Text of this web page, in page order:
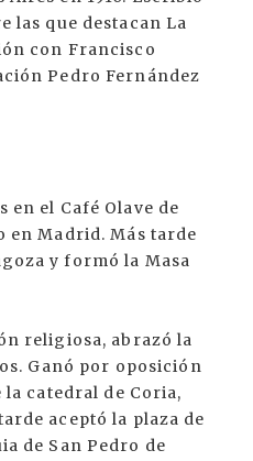
las que destacan La
con Francisco
Pedro Fernández
en el Café Olave de
en Madrid. Más tarde
y formó la Masa
religiosa, abrazó la
Ganó por oposición
catedral de Coria,
aceptó la plaza de
de San Pedro de